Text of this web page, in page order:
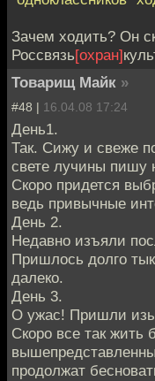
Зачем ходить? Он
Россвязь[охран]
Товарищ Майк »
#48 | 16.04.08 17:24
День1.
Так. Сижу и свеже
свете лучины пишу
Скоро придется
ведь привычные
День 2.
Недавно изъяли
Пришлось долго
далеко.
День 3.
О ужас! Пришли
Скоро все так жить
продолжат